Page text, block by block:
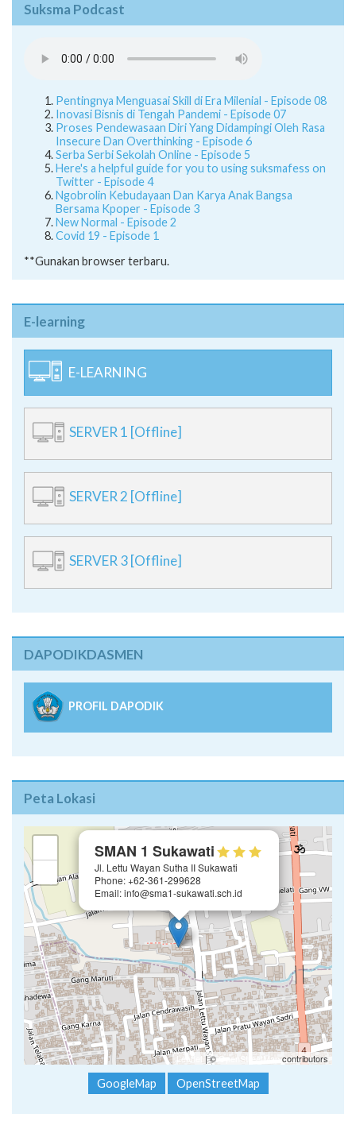
Suksma Podcast
Pentingnya Menguasai Skill di Era Milenial - Episode 08
Inovasi Bisnis di Tengah Pandemi - Episode 07
Proses Pendewasaan Diri Yang Didampingi Oleh Rasa
Insecure Dan Overthinking - Episode 6
Serba Serbi Sekolah Online - Episode 5
Here's a helpful guide for you to using suksmafess on
Twitter - Episode 4
Ngobrolin Kebudayaan Dan Karya Anak Bangsa
Bersama Kpoper - Episode 3
New Normal - Episode 2
Covid 19 - Episode 1
**Gunakan browser terbaru.
E-learning
E-LEARNING
SERVER 1 [Offline]
SERVER 2 [Offline]
SERVER 3 [Offline]
DAPODIKDASMEN
PROFIL DAPODIK
Peta Lokasi
SMAN 1 Sukawati
Jl. Lettu Wayan Sutha II Sukawati
Phone: +62-361-299628
Email: info@sma1-sukawati.sch.id
Leaflet | ©OpenStreetMap contributors
GoogleMap OpenStreetMap